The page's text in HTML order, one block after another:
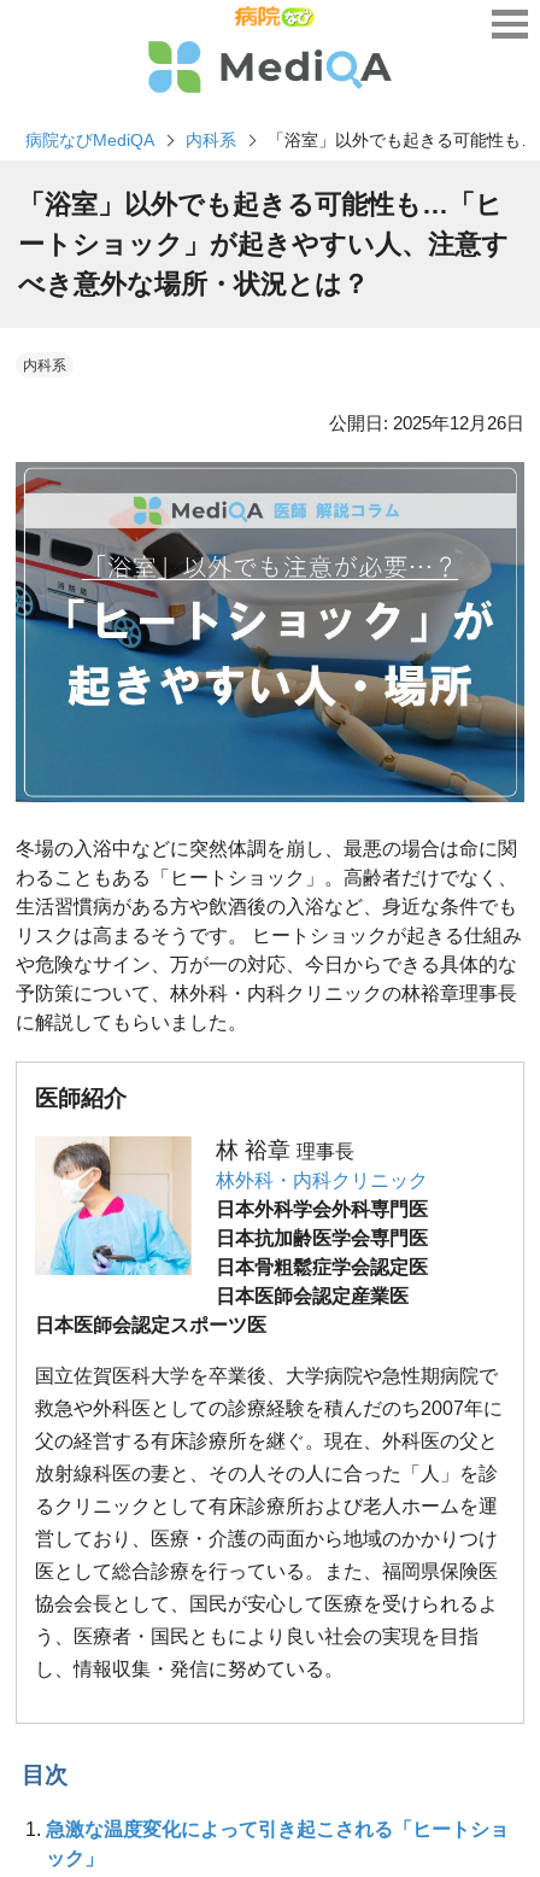
病院なびMediQA 内科系 「浴室」以外でも起きる可能性も
「浴室」以外でも起きる可能性も…「ヒ
ートショック」が起きやすい人、注意す
べき意外な場所・状況とは？
内科系
公開日: 2025年12月26日
冬場の入浴中などに突然体調を崩し、最悪の場合は命に関
わることもある「ヒートショック」。高齢者だけでなく、
生活習慣病がある方や飲酒後の入浴など、身近な条件でも
リスクは高まるそうです。 ヒートショックが起きる仕組み
や危険なサイン、万が一の対応、今日からできる具体的な
予防策について、林外科・内科クリニックの林裕章理事長
に解説してもらいました。
医師紹介
林 裕章 理事長
林外科・内科クリニック
日本外科学会外科専門医
日本抗加齢医学会専門医
日本骨粗鬆症学会認定医
日本医師会認定産業医
日本医師会認定スポーツ医
国立佐賀医科大学を卒業後、大学病院や急性期病院で
救急や外科医としての診療経験を積んだのち2007年に
父の経営する有床診療所を継ぐ。現在、外科医の父と
放射線科医の妻と、その人その人に合った「人」を診
るクリニックとして有床診療所および老人ホームを運
営しており、医療・介護の両面から地域のかかりつけ
医として総合診療を行っている。また、福岡県保険医
協会会長として、国民が安心して医療を受けられるよ
う、医療者・国民ともにより良い社会の実現を目指
し、情報収集・発信に努めている。
目次
急激な温度変化によって引き起こされる「ヒートショ
ック」